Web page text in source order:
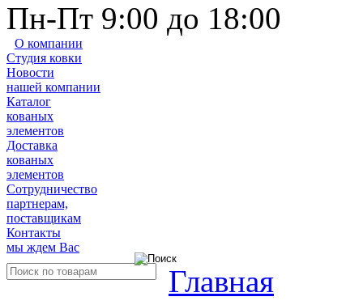
Пн-Пт 9:00 до 18:00
О компании
Студия ковки
Новости
нашей компании
Каталог
кованых
элементов
Доставка
кованых
элементов
Сотрудничество
партнерам,
поставщикам
Контакты
мы ждем Вас
Главная